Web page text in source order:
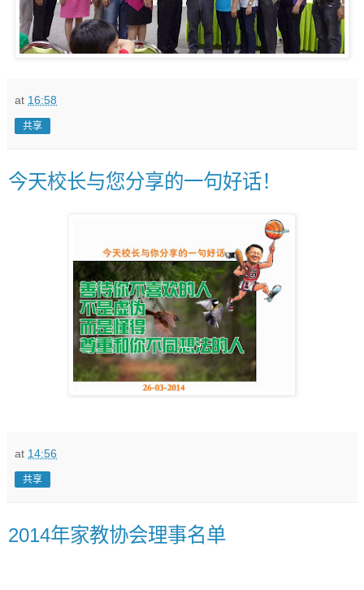
at 16:58
共享
今天校长与您分享的一句好话！
at 14:56
共享
2014年家教协会理事名单